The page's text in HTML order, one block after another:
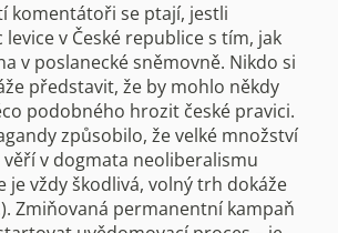
komentátoři se ptají, jestli
v České republice s tím, jak
v poslanecké sněmovně. Nikdo si
představit, že by mohlo někdy
podobného hrozit české pravici.
způsobilo, že velké množství
v dogmata neoliberalismu
je vždy škodlivá, volný trh dokáže
Zmiňovaná permanentní kampaň